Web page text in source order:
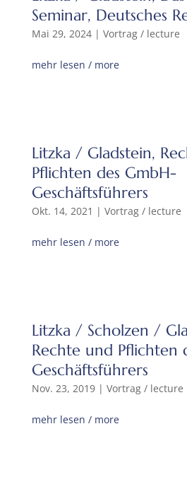
Seminar, Deutsches
Mai 29, 2024| Vortrag / lecture
mehr lesen / more
Litzka / Gladstein,
Pflichten des GmbH-
Geschäftsführers
Okt. 14, 2021 | Vortrag / lecture
mehr lesen / more
Litzka / Scholzen /
Rechte und Pflichten
Geschäftsführers
Nov. 23, 2019| Vortrag / lecture
mehr lesen / more